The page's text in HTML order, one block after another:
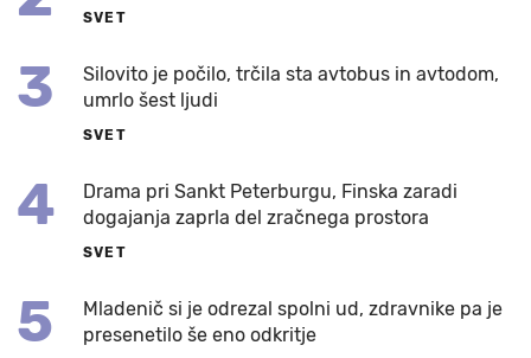
SVET
3
Silovito je počilo, trčila sta avtobus in avtodom,
umrlo šest ljudi
SVET
4
Drama pri Sankt Peterburgu, Finska zaradi
dogajanja zaprla del zračnega prostora
SVET
5
Mladenič si je odrezal spolni ud, zdravnike pa je
presenetilo še eno odkritje